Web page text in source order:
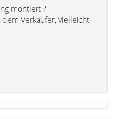
montiert ?
Verkäufer, vielleicht